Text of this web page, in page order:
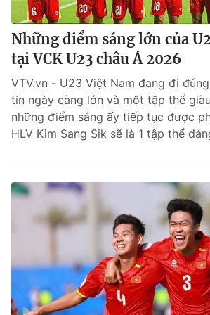
Những điểm sáng lớn của
tại VCK U23 châu Á 2026
VTV.vn - U23 Việt Nam đang đi
tin ngày càng lớn và một tập thể
những điểm sáng ấy tiếp tục được
HLV Kim Sang Sik sẽ là 1 tập thể